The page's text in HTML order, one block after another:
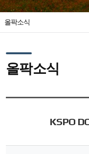
올팍소식
올팍소식
KSPO